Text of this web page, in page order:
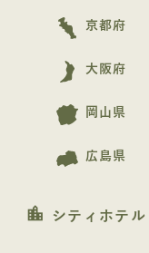
京都府
大阪府
岡山県
広島県
location_city シティホテル